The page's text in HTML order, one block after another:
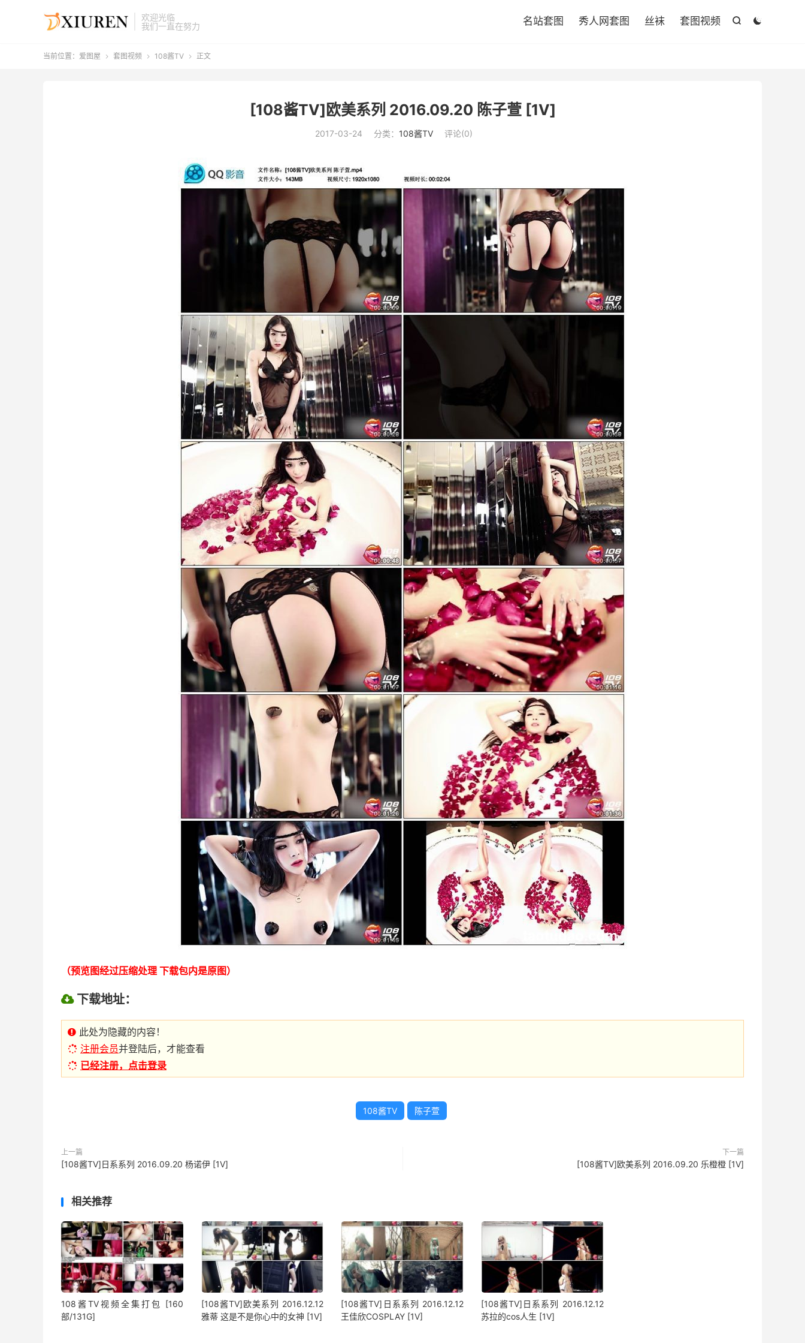
欢迎光临
我们一直在努力


名站套图 秀人网套图 丝袜 套图视频
当前位置： 爱图屋  套图视频  108酱TV  正文
[108酱TV]欧美系列 2016.09.20 陈子萱 [1V]
2017-03-24 分类： 108酱TV 评论(0)
（预览图经过压缩处理 下载包内是原图）
下载地址：
此处为隐藏的内容！
注册会员并登陆后，才能查看
已经注册，点击登录
108酱TV 陈子萱
上一篇
[108酱TV]日系系列 2016.09.20 杨诺伊 [1V]
下一篇
[108酱TV]欧美系列 2016.09.20 乐橙橙 [1V]
相关推荐
108酱TV视频全集打包 [160
部/131G]
[108酱TV]欧美系列 2016.12.12
雅蒂 这是不是你心中的女神 [1V]
[108酱TV]日系系列 2016.12.12
王佳欣COSPLAY [1V]
[108酱TV]日系系列 2016.12.12
苏拉的cos人生 [1V]